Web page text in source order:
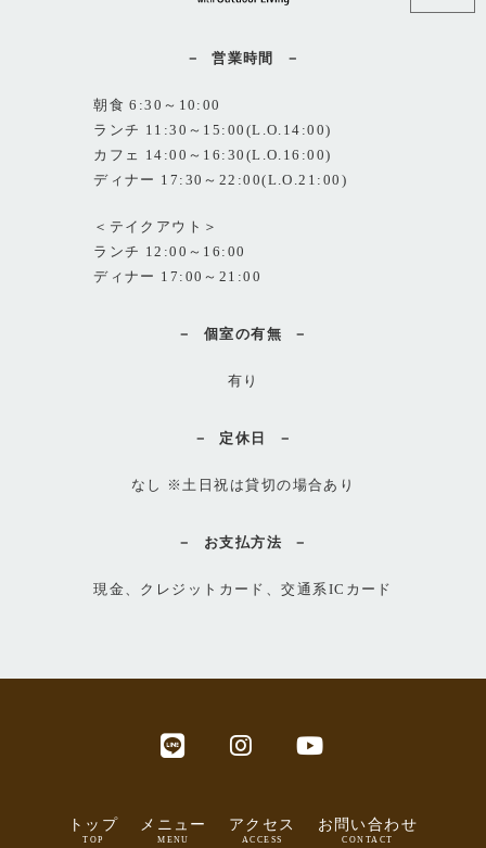
営業時間
朝食 6:30～10:00
ランチ 11:30～15:00(L.O.14:00)
カフェ 14:00～16:30(L.O.16:00)
ディナー 17:30～22:00(L.O.21:00)
＜テイクアウト＞
ランチ 12:00～16:00
ディナー 17:00～21:00
個室の有無
有り
定休日
なし ※土日祝は貸切の場合あり
お支払方法
現金、クレジットカード、交通系ICカード
トップ
TOP
メニュー
MENU
アクセス
ACCESS
お問い合わせ
CONTACT